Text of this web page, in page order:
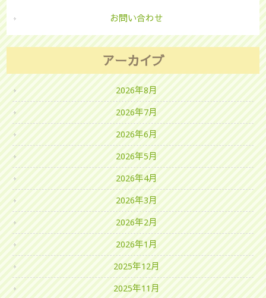
お問い合わせ
アーカイブ
2026年8月
2026年7月
2026年6月
2026年5月
2026年4月
2026年3月
2026年2月
2026年1月
2025年12月
2025年11月